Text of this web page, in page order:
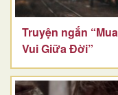
Truyện ngắn “Mua
Vui Giữa Đời”